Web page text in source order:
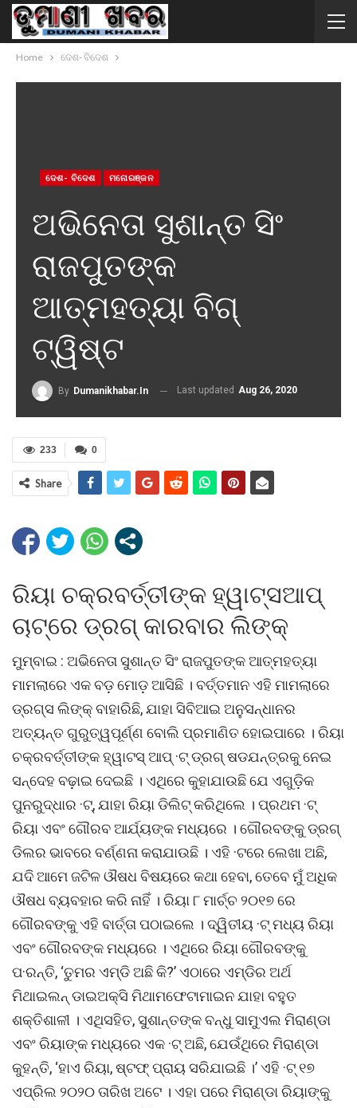
Home ଦେଶ- ବିଦେଶ
ଦେଶ- ବିଦେଶ ମନୋରଞ୍ଜନ
ଅଭିନେତା ସୁଶାନ୍ତ ସିଂ
ରାଜପୁତଙ୍କ
ଆତ୍ମହତ୍ୟା ବିଗ୍
ଟ୍ୱିଷ୍ଟ
By Dumanikhabar.in Last updated Aug 26, 2020
0
233
Share
ରିୟା ଚକ୍ରବର୍ତ୍ତୀଙ୍କ ହ୍ୱାଟ୍ସଆପ୍
ଚାଟ୍ରେ ଡ୍ରଗ୍ କାରବାର ଲିଙ୍କ୍
ମୁମ୍ବାଇ : ଅଭିନେତା ସୁଶାନ୍ତ ସିଂ ରାଜପୁତଙ୍କ ଆତ୍ମହତ୍ୟା
ମାମଲାରେ ଏକ ବଡ଼ ମୋଡ଼ ଆସିଛି । ବର୍ତ୍ତମାନ ଏହି ମାମଲାରେ
ଡ୍ରଗ୍ସ ଲିଙ୍କ୍ ବାହାରିଛି, ଯାହା ସିବିଆଇ ଅନୁସନ୍ଧାନର
ଅତ୍ୟନ୍ତ ଗୁରୁତ୍ୱପୂର୍ଣ୍ଣ ବୋଲି ପ୍ରମାଣିତ ହୋଇପାରେ । ରିୟା
ଚକ୍ରବର୍ତ୍ତୀଙ୍କ ହ୍ୱାଟସ୍ ଆପ୍ ·ଟ୍ ଡ୍ରଗ୍ ଷଡଯନ୍ତ୍ରକୁ ନେଇ
ସନ୍ଦେହ ବଢ଼ାଇ ଦେଇଛି । ଏଥିରେ କୁହାଯାଉଛି ଯେ ଏଗୁଡ଼ିକ
ପୁନରୁଦ୍ଧାର ·ଟ୍, ଯାହା ରିୟା ଡିଲିଟ୍ କରିଥିଲେ । ପ୍ରଥମ ·ଟ୍
ରିୟା ଏବଂ ଗୌରବ ଆର୍ଯ୍ୟଙ୍କ ମଧ୍ୟରେ । ଗୌରବଙ୍କୁ ଡ୍ରଗ୍
ଡିଲର ଭାବରେ ବର୍ଣ୍ଣନା କରାଯାଉଛି । ଏହି ·ଟରେ ଲେଖା ଅଛି,
ଯଦି ଆମେ ଜଟିଳ ଔଷଧ ବିଷୟରେ କଥା ହେବା, ତେବେ ମୁଁ ଅଧିକ
ଔଷଧ ବ୍ୟବହାର କରି ନାହିଁ । ରିୟା ୮ ମାର୍ଚ୍ଚ ୨୦୧୭ ରେ
ଗୌରବଙ୍କୁ ଏହି ବାର୍ତ୍ତା ପଠାଇଲେ । ଦ୍ୱିତୀୟ ·ଟ୍ ମଧ୍ୟ ରିୟା
ଏବଂ ଗୌରବଙ୍କ ମଧ୍ୟରେ । ଏଥିରେ ରିୟା ଗୌରବଙ୍କୁ
ପ·ରନ୍ତି, ‘ତୁମର ଏମ୍ଡି ଅଛି କି?’ ଏଠାରେ ଏମ୍ଡିର ଅର୍ଥ
ମିଥାଇଲନ୍ ଡାଇଅକ୍ସି ମିଥାମଫେଟାମାଇନ ଯାହା ବହୁତ
ଶକ୍ତିଶାଳୀ । ଏଥିସହିତ, ସୁଶାନ୍ତଙ୍କ ବନ୍ଧୁ ସାମୁଏଲ ମିରାଣ୍ଡା
ଏବଂ ରିୟାଙ୍କ ମଧ୍ୟରେ ଏକ ·ଟ୍ ଅଛି, ଯେଉଁଥିରେ ମିରାଣ୍ଡା
କୁହନ୍ତି, ‘ହାଏ ରିୟା, ଷ୍ଟଫ୍ ପ୍ରାୟ ସରିଯାଇଛି ।’ ଏହି ·ଟ୍ ୧୭
ଏପ୍ରିଲ ୨୦୨୦ ତାରିଖ ଅଟେ । ଏହା ପରେ ମିରାଣ୍ଡା ରିୟାଙ୍କୁ